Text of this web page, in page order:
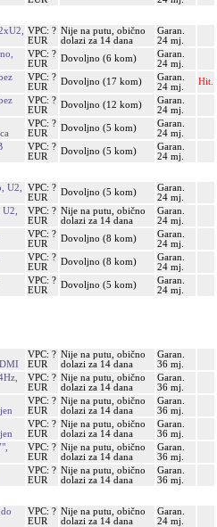
VPC: ?
EUR
Nije na putu, obično
dolazi za 14 dana
Garan.
24 mj.
VPC: ?
EUR
Dovoljno (6 kom)
Garan.
24 mj.
VPC: ?
EUR
Dovoljno (17 kom)
Garan.
24 mj.
Hit.
VPC: ?
EUR
Dovoljno (12 kom)
Garan.
24 mj.
VPC: ?
EUR
Dovoljno (5 kom)
Garan.
24 mj.
VPC: ?
EUR
Dovoljno (5 kom)
Garan.
24 mj.
U2,
VPC: ?
EUR
Dovoljno (5 kom)
Garan.
24 mj.
VPC: ?
EUR
Nije na putu, obično
dolazi za 14 dana
Garan.
24 mj.
VPC: ?
EUR
Dovoljno (8 kom)
Garan.
24 mj.
VPC: ?
EUR
Dovoljno (8 kom)
Garan.
24 mj.
VPC: ?
EUR
Dovoljno (5 kom)
Garan.
24 mj.
VPC: ?
EUR
Nije na putu, obično
dolazi za 14 dana
Garan.
36 mj.
VPC: ?
EUR
Nije na putu, obično
dolazi za 14 dana
Garan.
36 mj.
VPC: ?
EUR
Nije na putu, obično
dolazi za 14 dana
Garan.
36 mj.
VPC: ?
EUR
Nije na putu, obično
dolazi za 14 dana
Garan.
36 mj.
VPC: ?
EUR
Nije na putu, obično
dolazi za 14 dana
Garan.
36 mj.
VPC: ?
EUR
Nije na putu, obično
dolazi za 14 dana
Garan.
36 mj.
VPC: ?
EUR
Nije na putu, obično
dolazi za 14 dana
Garan.
24 mj.